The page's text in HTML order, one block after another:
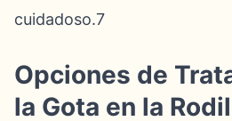
cuidadoso.7
Opciones de
la Gota en la